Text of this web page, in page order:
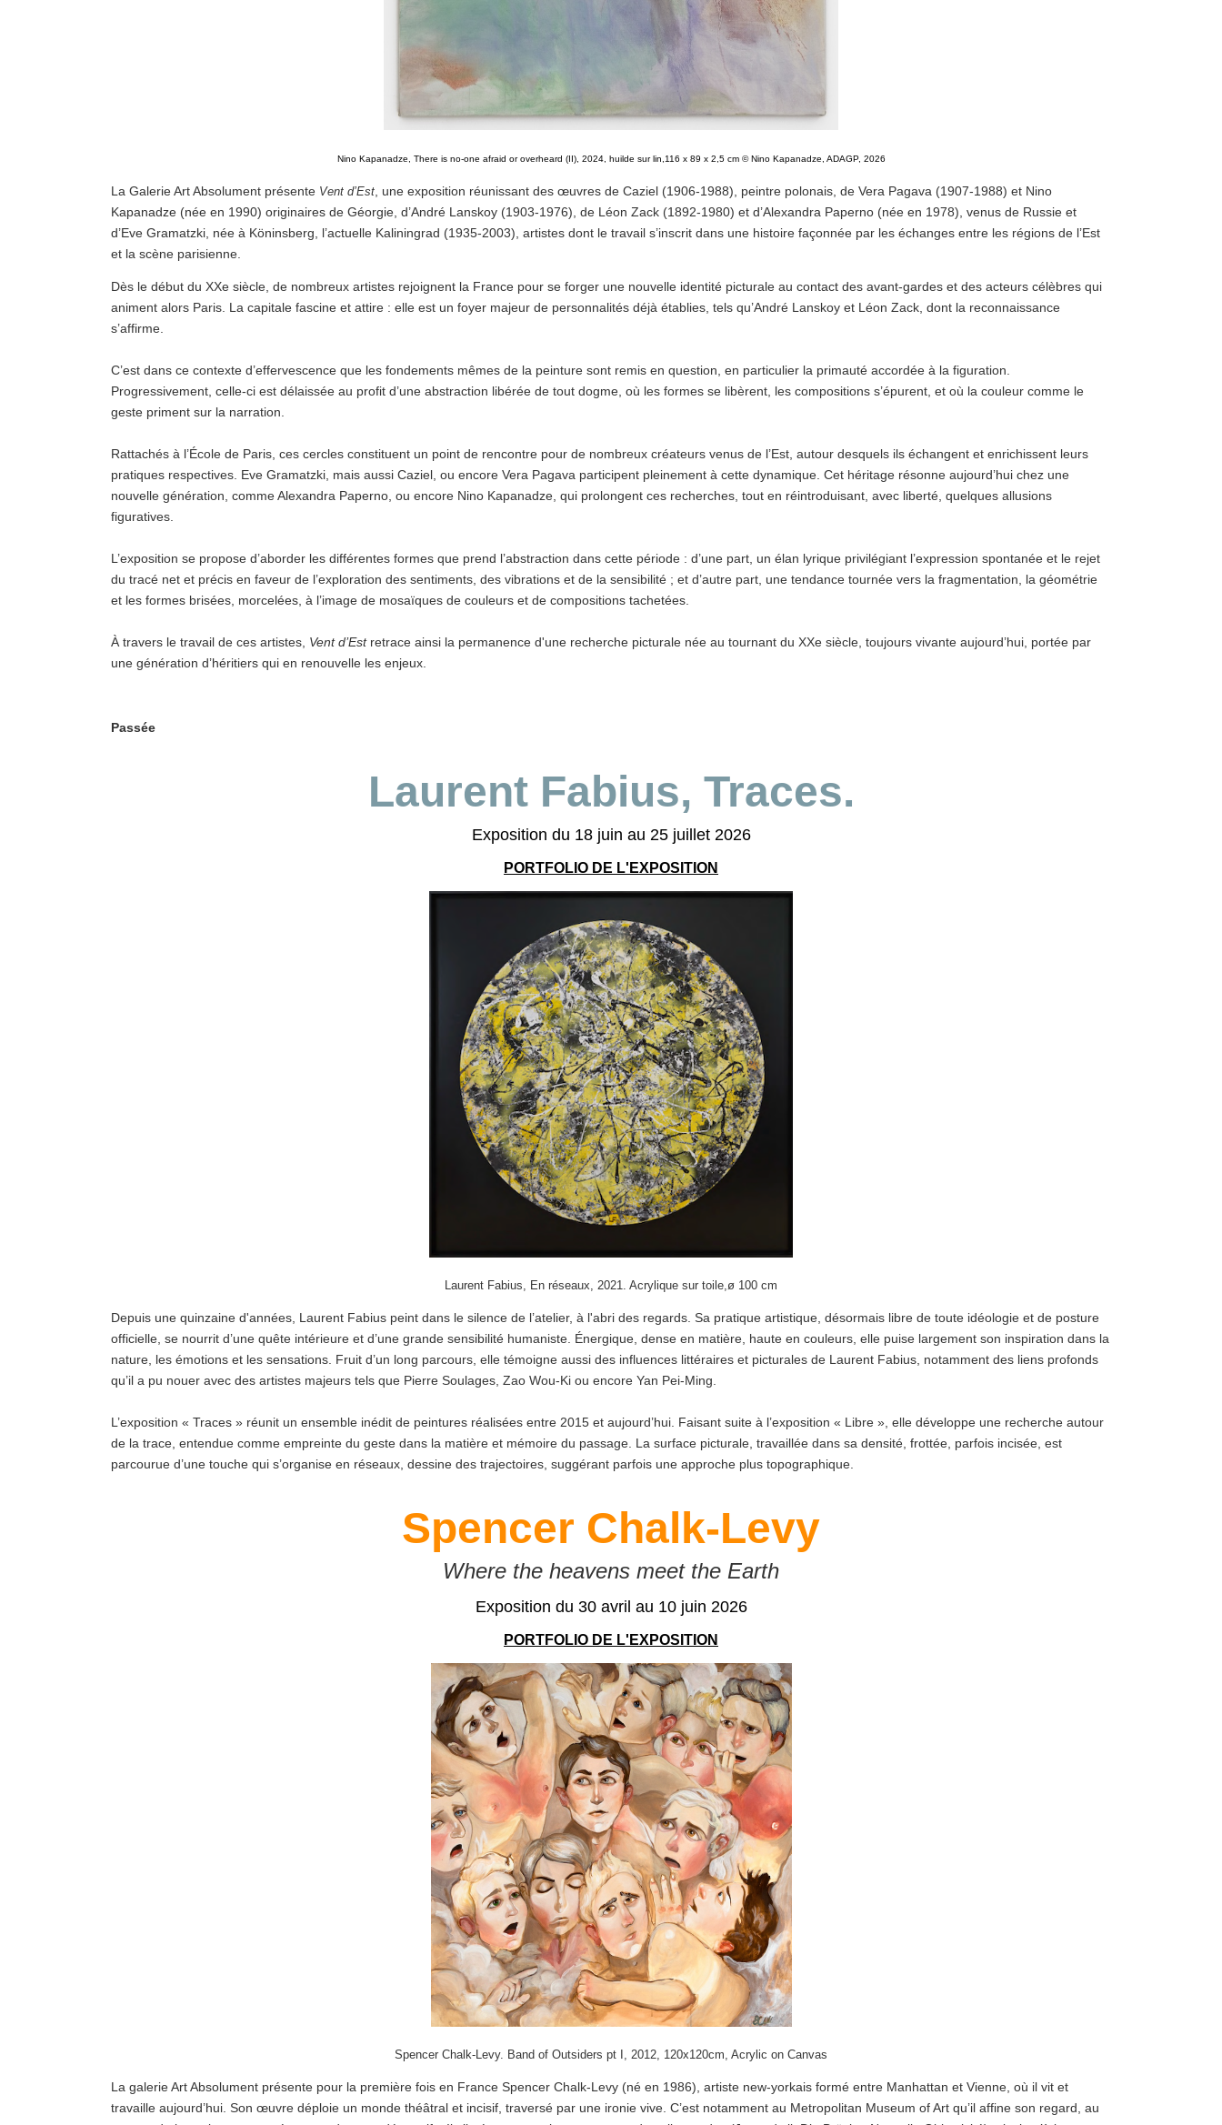
Nino Kapanadze, There is no-one afraid or overheard (II), 2024, huilde sur lin,116 x 89 x 2,5 cm © Nino Kapanadze, ADAGP, 2026
La Galerie Art Absolument présente Vent d’Est , une exposition réunissant des œuvres de Caziel (1906-1988), peintre polonais, de Vera Pagava (1907-1988) et Nino
Kapanadze (née en 1990) originaires de Géorgie, d’André Lanskoy (1903-1976), de Léon Zack (1892-1980) et d’Alexandra Paperno (née en 1978), venus de Russie et
d’Eve Gramatzki, née à Köninsberg, l’actuelle Kaliningrad (1935-2003), artistes dont le travail s’inscrit dans une histoire façonnée par les échanges entre les régions de l’Est
et la scène parisienne.
Dès le début du XXe siècle, de nombreux artistes rejoignent la France pour se forger une nouvelle identité picturale au contact des avant-gardes et des acteurs célèbres qui
animent alors Paris. La capitale fascine et attire : elle est un foyer majeur de personnalités déjà établies, tels qu’André Lanskoy et Léon Zack, dont la reconnaissance
s’affirme.
C’est dans ce contexte d’effervescence que les fondements mêmes de la peinture sont remis en question, en particulier la primauté accordée à la figuration.
Progressivement, celle-ci est délaissée au profit d’une abstraction libérée de tout dogme, où les formes se libèrent, les compositions s’épurent, et où la couleur comme le
geste priment sur la narration.
Rattachés à l’École de Paris, ces cercles constituent un point de rencontre pour de nombreux créateurs venus de l’Est, autour desquels ils échangent et enrichissent leurs
pratiques respectives. Eve Gramatzki, mais aussi Caziel, ou encore Vera Pagava participent pleinement à cette dynamique. Cet héritage résonne aujourd’hui chez une
nouvelle génération, comme Alexandra Paperno, ou encore Nino Kapanadze, qui prolongent ces recherches, tout en réintroduisant, avec liberté, quelques allusions
figuratives.
L’exposition se propose d’aborder les différentes formes que prend l’abstraction dans cette période : d’une part, un élan lyrique privilégiant l’expression spontanée et le rejet
du tracé net et précis en faveur de l’exploration des sentiments, des vibrations et de la sensibilité ; et d’autre part, une tendance tournée vers la fragmentation, la géométrie
et les formes brisées, morcelées, à l’image de mosaïques de couleurs et de compositions tachetées.
À travers le travail de ces artistes, Vent d’Estretrace ainsi la permanence d'une recherche picturale née au tournant du XXe siècle, toujours vivante aujourd’hui, portée par
une génération d’héritiers qui en renouvelle les enjeux.
Passée
Laurent Fabius, Traces.
Exposition du 18 juin au 25 juillet 2026
PORTFOLIO DE L'EXPOSITION
Laurent Fabius, En réseaux, 2021. Acrylique sur toile,ø 100 cm
Depuis une quinzaine d'années, Laurent Fabius peint dans le silence de l’atelier, à l'abri des regards. Sa pratique artistique, désormais libre de toute idéologie et de posture
officielle, se nourrit d’une quête intérieure et d’une grande sensibilité humaniste. Énergique, dense en matière, haute en couleurs, elle puise largement son inspiration dans la
nature, les émotions et les sensations. Fruit d’un long parcours, elle témoigne aussi des influences littéraires et picturales de Laurent Fabius, notamment des liens profonds
qu’il a pu nouer avec des artistes majeurs tels que Pierre Soulages, Zao Wou-Ki ou encore Yan Pei-Ming.
L’exposition « Traces » réunit un ensemble inédit de peintures réalisées entre 2015 et aujourd’hui. Faisant suite à l’exposition « Libre », elle développe une recherche autour
de la trace, entendue comme empreinte du geste dans la matière et mémoire du passage. La surface picturale, travaillée dans sa densité, frottée, parfois incisée, est
parcourue d’une touche qui s’organise en réseaux, dessine des trajectoires, suggérant parfois une approche plus topographique.
Spencer Chalk-Levy
Where the heavens meet the Earth
Exposition du 30 avril au 10 juin 2026
PORTFOLIO DE L'EXPOSITION
Spencer Chalk-Levy. Band of Outsiders pt I, 2012, 120x120cm, Acrylic on Canvas
La galerie Art Absolument présente pour la première fois en France Spencer Chalk-Levy (né en 1986), artiste new-yorkais formé entre Manhattan et Vienne, où il vit et
travaille aujourd’hui. Son œuvre déploie un monde théâtral et incisif, traversé par une ironie vive. C’est notamment au Metropolitan Museum of Art qu’il affine son regard, au